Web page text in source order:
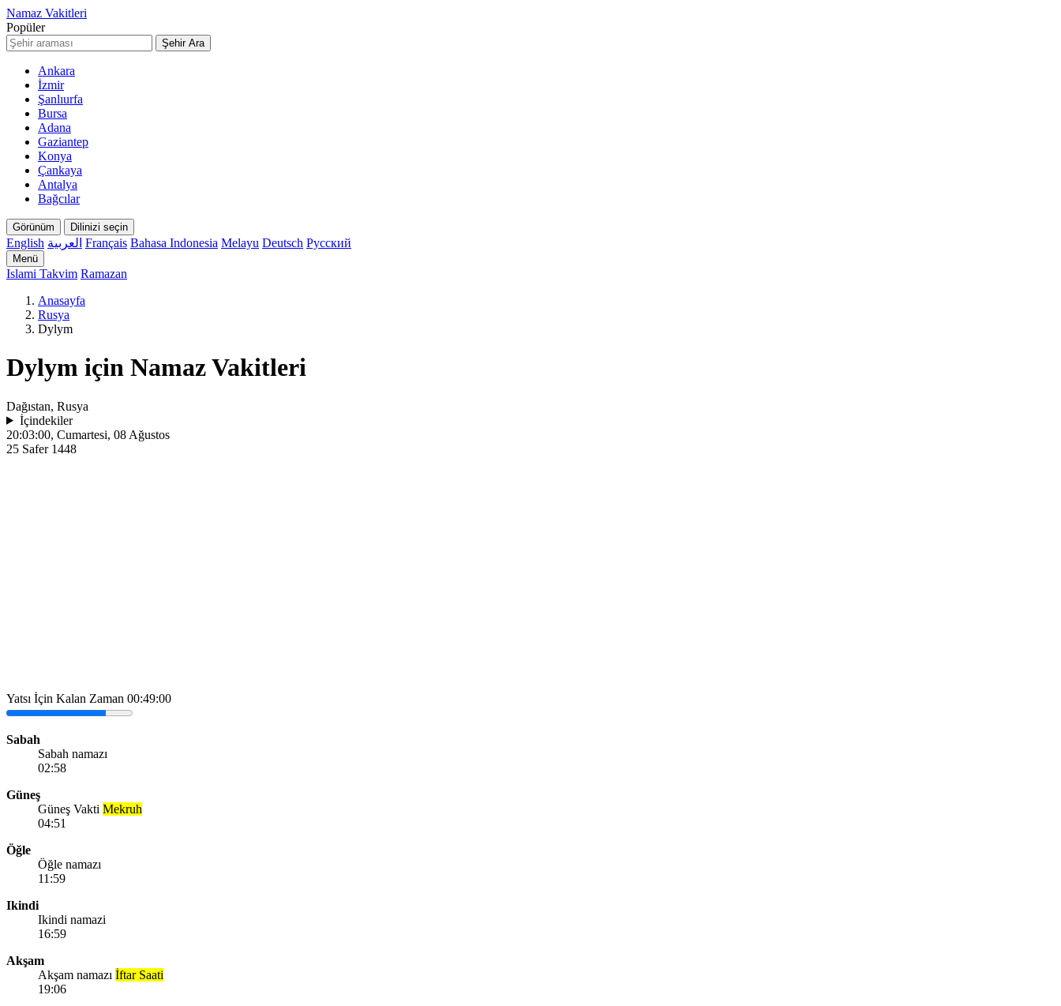
Namaz Vakitleri
Popüler
Şehir Ara
Ankara
İzmir
Şanlıurfa
Bursa
Adana
Gaziantep
Konya
Çankaya
Antalya
Bağcılar
Görünüm Dilinizi seçin
English العربية Français Bahasa Indonesia Melayu Deutsch Русский
Menü
Islami Takvim Ramazan
Anasayfa
Rusya
Dylym
Dylym için Namaz Vakitleri
Dağıstan, Rusya
İçindekiler
20:03:00, Cumartesi, 08 Ağustos
25 Safer 1448
Yatsı İçin Kalan Zaman 00:49:00
Sabah
Sabah namazı
02:58
Güneş
Güneş Vakti Mekruh
04:51
Öğle
Öğle namazı
11:59
Ikindi
Ikindi namazi
16:59
Akşam
Akşam namazı İftar Saati
19:06